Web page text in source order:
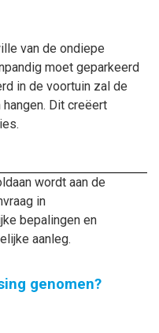
van de ondiepe
moet geparkeerd
in de voortuin zal de
Dit creëert
wordt aan de
in
bepalingen en
aanleg.
genomen?